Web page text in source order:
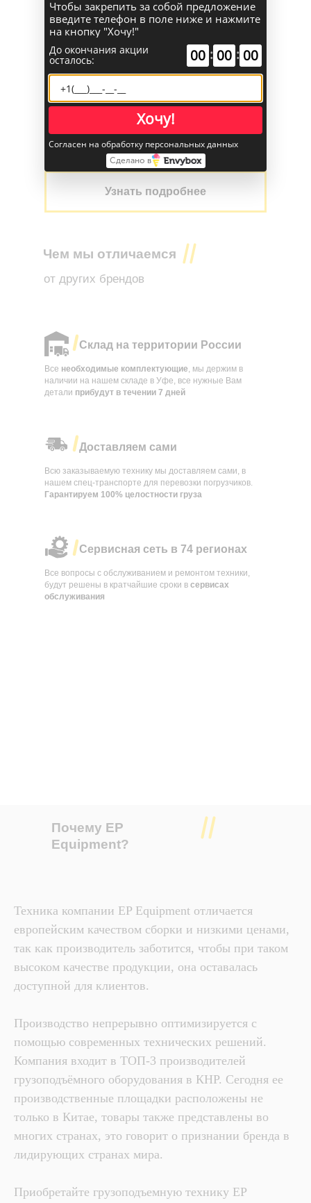
в лизинг уЕврокара Евразия
Нужна техника в лизинг
Узнать подробнее
Чем мы отличаемся
от других брендов
Все вопросы с обслуживанием и ремонтом техники,
будут решены в кратчайшие сроки в сервисах
обслуживания
Сервисная сеть в 74 регионах
Все необходимые комплектующие, мы держим в
наличии на нашем складе в Уфе, все нужные Вам
детали прибудут в течении 7 дней
Склад на территории России
Всю заказываемую технику мы доставляем сами, в
нашем спец-транспорте для перевозки погрузчиков.
Гарантируем 100% целостности груза
Доставляем сами
Почему EP
Equipment?
Техника компании EP Equipment отличается
европейским качеством сборки и низкими ценами,
так как производитель заботится, чтобы при таком
высоком качестве продукции, она оставалась
доступной для клиентов.
Производство непрерывно оптимизируется с
помощью современных технических решений.
Компания входит в ТОП-3 производителей
грузоподъёмного оборудования в КНР. Сегодня ее
производственные площадки расположены не
только в Китае, товары также представлены во
многих странах, это говорит о признании бренда в
лидирующих странах мира.
Приобретайте грузоподъемную технику EP
Чтобы закрепить за собой предложение
введите телефон в поле ниже и нажмите
на кнопку "Хочу!"
До окончания акции
осталось: 00 : 00 : 00
Хочу!
Согласен на обработку персональных данных
Сделано в